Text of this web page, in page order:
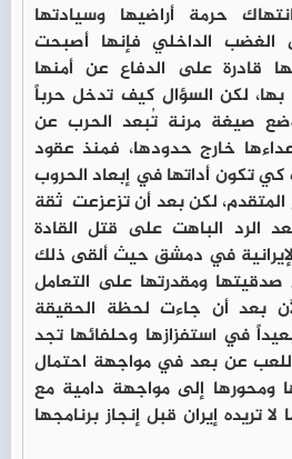
حرمة أراضيها وسيادتها
الغضب الداخلي فإنها أصبحت
قادرة على الدفاع عن أمنها
بها، لكن السؤال كيف تدخل حرباً
صيغة مرنة تُبعد الحرب عن
خارج حدودها، فمنذ عقود
تكون أداتها في إبعاد الحروب
المتقدم، لكن بعد أن تزعزعت ثقة
الرد الباهت على قتل القادة
الإيرانية في دمشق حيث ألقى ذلك
ومقدرتها على التعامل
بعد أن جاءت لحظة الحقيقة
في استفزازها وحلفائها تجد
عن بعد في مواجهة احتمال
إلى مواجهة دامية مع
تريده إيران قبل إنجاز برنامجها